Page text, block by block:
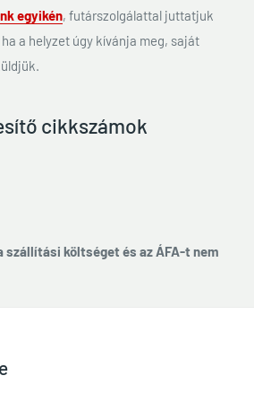
egyikén, futárszolgálattal juttatjuk
a helyzet úgy kívánja meg, saját
cikkszámok
költséget és az ÁFA-t nem